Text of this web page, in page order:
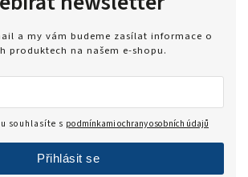
a my vám budeme zasílat informace o
produktech na našem e-shopu.
souhlasíte s podmínkami ochrany osobních údajů
Přihlásit se